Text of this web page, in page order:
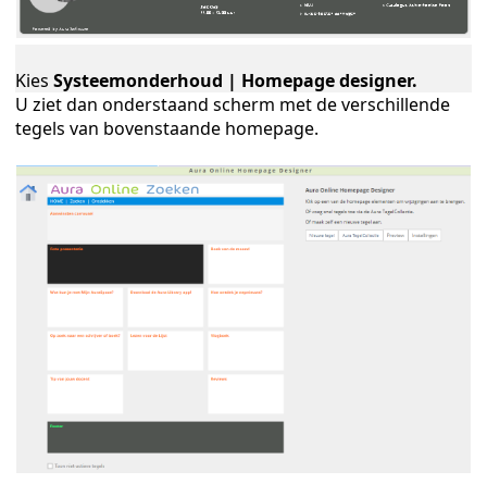
Kies Systeemonderhoud | Homepage designer.
U ziet dan onderstaand scherm met de verschillende
tegels van bovenstaande homepage.